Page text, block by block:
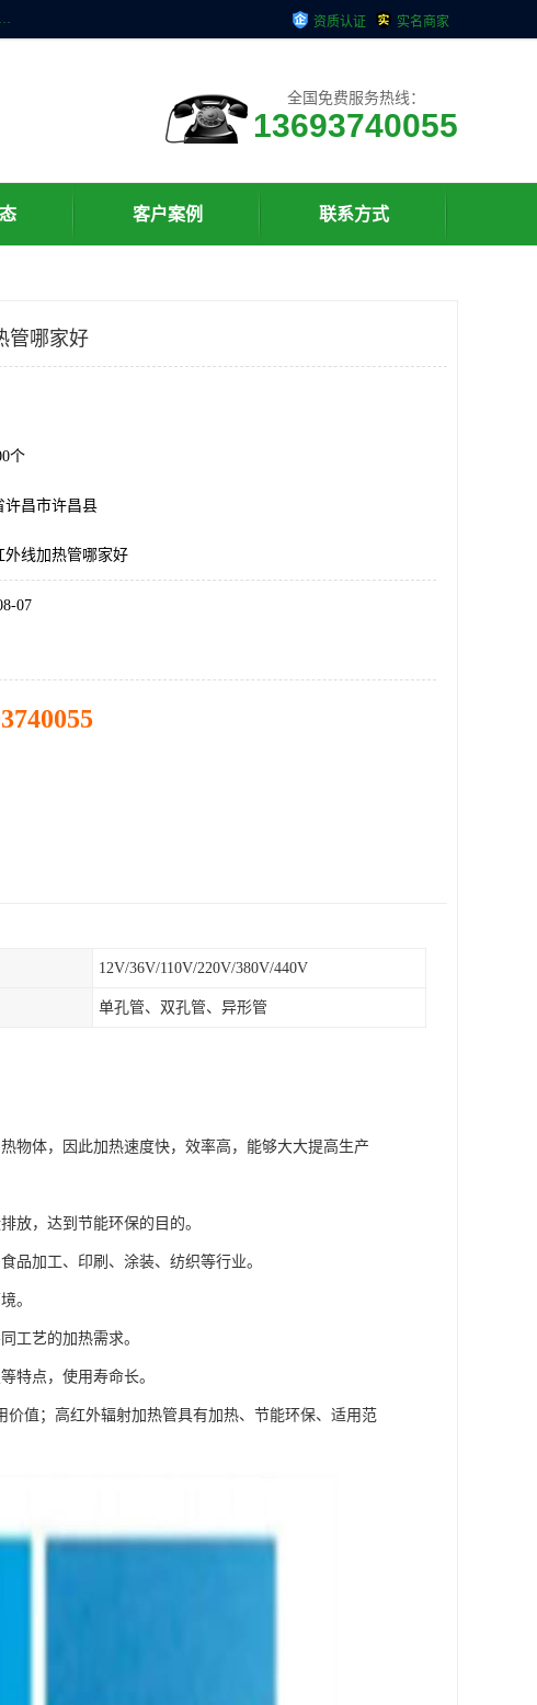
许昌市红外技术研究所有限公司主要产品有：红外辐射（吸收）涂料、红外加热元件、红外辐射加热模块（板）、红外辐射加热炉（箱）、快速红外辐射加热器、系列高端红外加热实验设备、系列红外加热控制器等。 资质认证 实名商家
全国免费服务热线：
13693740055
客户案例 联系方式
管哪家好
个
许昌市许昌县
外线加热管哪家好
07
12V/36V/110V/220V/380V/440V
单孔管、双孔管、异形管
物体，因此加热速度快，效率高，能够大大提高生产
放，达到节能环保的目的。
品加工、印刷、涂装、纺织等行业。
。
工艺的加热需求。
特点，使用寿命长。
值；高红外辐射加热管具有加热、节能环保、适用范